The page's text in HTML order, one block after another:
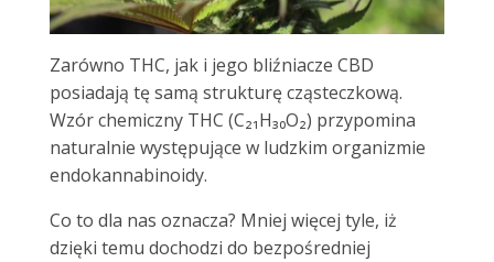
Zarówno THC, jak i jego bliźniacze CBD
posiadają tę samą strukturę cząsteczkową.
Wzór chemiczny THC (C₂₁H₃₀O₂) przypomina
naturalnie występujące w ludzkim organizmie
endokannabinoidy.
Co to dla nas oznacza? Mniej więcej tyle, iż
dzięki temu dochodzi do bezpośredniej